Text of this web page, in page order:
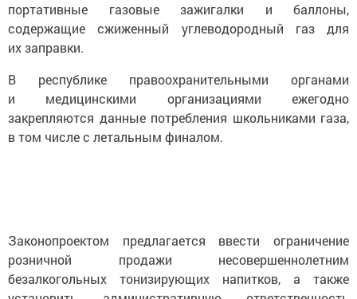
портативные газовые зажигалки и баллоны,
содержащие сжиженный углеводородный газ для
их заправки.
В республике правоохранительными органами
и медицинскими организациями ежегодно
закрепляются данные потребления школьниками газа,
в том числе с летальным финалом.
Законопроектом предлагается ввести ограничение
розничной продажи несовершеннолетним
безалкогольных тонизирующих напитков, а также